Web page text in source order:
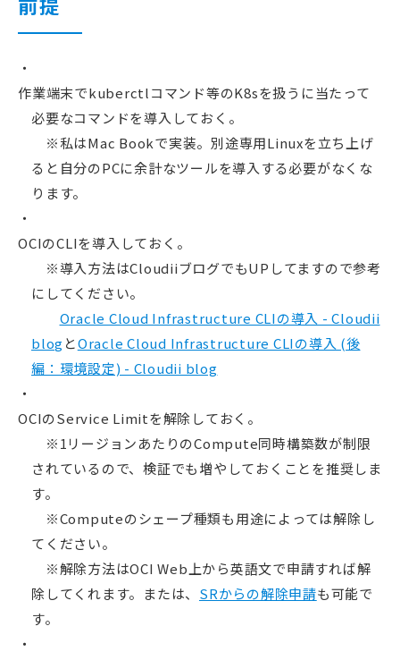
作業端末でkuberctlコマンド等のK8sを扱うに当たって
必要なコマンドを導入しておく。
※私はMac Bookで実装。別途専用Linuxを立ち上げ
ると自分のPCに余計なツールを導入する必要がなくな
ります。
OCIのCLIを導入しておく。
※導入方法はCloudiiブログでもUPしてますので参考
にしてください。
Oracle Cloud Infrastructure CLIの導入 - Cloudii
blogとOracle Cloud Infrastructure CLIの導入 (後
編：環境設定) - Cloudii blog
OCIのService Limitを解除しておく。
※1リージョンあたりのCompute同時構築数が制限
されているので、検証でも増やしておくことを推奨しま
す。
※Computeのシェープ種類も用途によっては解除し
てください。
※解除方法はOCI Web上から英語文で申請すれば解
除してくれます。または、 SRからの解除申請も可能で
す。